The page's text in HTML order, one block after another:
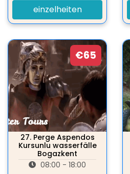
einzelheiten
€65
27. Perge Aspendos
Kursunlu wasserfälle
Bogazkent
08:00 - 18:00